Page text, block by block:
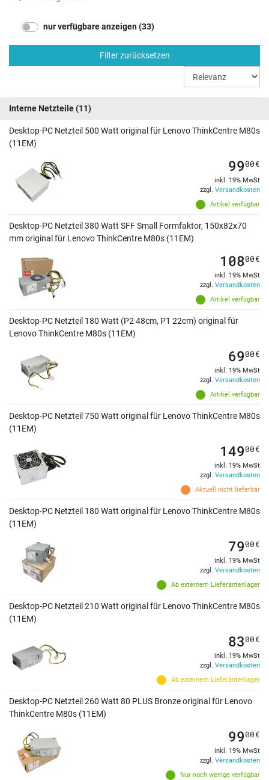
nur verfügbare anzeigen (33)
Filter zurücksetzen
Interne Netzteile(11)
Desktop-PC Netzteil 500 Watt original für Lenovo ThinkCentre M80s
(11EM)
Artikel verfügbar
9900€
inkl. 19% MwSt
zzgl. Versandkosten
Desktop-PC Netzteil 380 Watt SFF Small Formfaktor, 150x82x70
mm original für Lenovo ThinkCentre M80s (11EM)
Artikel verfügbar
10800€
inkl. 19% MwSt
zzgl. Versandkosten
Desktop-PC Netzteil 180 Watt (P2 48cm, P1 22cm) original für
Lenovo ThinkCentre M80s (11EM)
Artikel verfügbar
6900€
inkl. 19% MwSt
zzgl. Versandkosten
Desktop-PC Netzteil 750 Watt original für Lenovo ThinkCentre M80s
(11EM)
Aktuell nicht lieferbar
14900€
inkl. 19% MwSt
zzgl. Versandkosten
Desktop-PC Netzteil 180 Watt original für Lenovo ThinkCentre M80s
(11EM)
Ab externem Lieferantenlager
7900€
inkl. 19% MwSt
zzgl. Versandkosten
Desktop-PC Netzteil 210 Watt original für Lenovo ThinkCentre M80s
(11EM)
Ab externem Lieferantenlager
8300€
inkl. 19% MwSt
zzgl. Versandkosten
Desktop-PC Netzteil 260 Watt 80 PLUS Bronze original für Lenovo
ThinkCentre M80s (11EM)
Nur noch wenige verfügbar
9900€
inkl. 19% MwSt
zzgl. Versandkosten